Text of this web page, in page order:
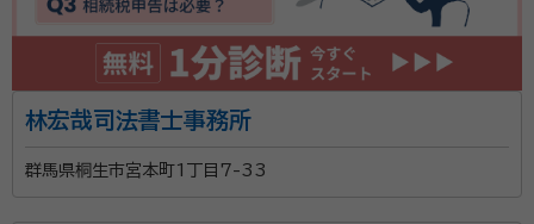
林宏哉司法書士事務所
群馬県桐生市宮本町1丁目7-33